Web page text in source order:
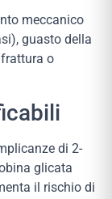
meccanico
guasto della
o
di 2-
glicata
il rischio di